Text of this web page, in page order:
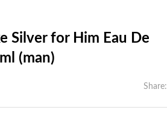
Silver for Him Eau De
(man)
Share: